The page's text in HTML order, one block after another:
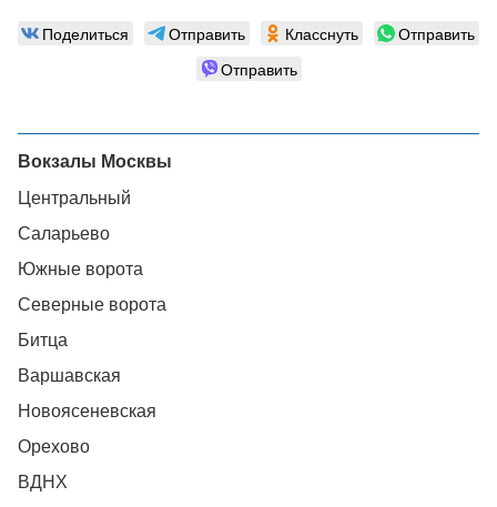
Поделиться Отправить Класснуть
Отправить
Отправить
Вокзалы Москвы
Центральный
Саларьево
Южные ворота
Северные ворота
Битца
Варшавская
Новоясеневская
Орехово
ВДНХ